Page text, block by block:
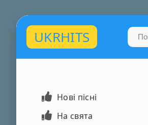
UKRHITS
Нові пісні
На свята